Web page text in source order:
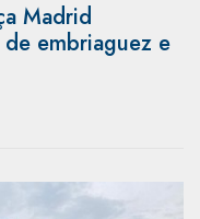
Madrid
embriaguez e